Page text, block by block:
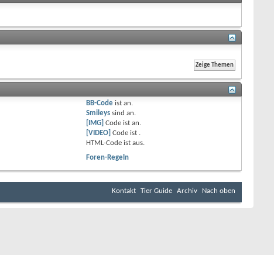
BB-Code istan.
Smileys sindan.
[IMG] Code istan.
[VIDEO] Code ist .
HTML-Code istaus.
Foren-Regeln
Kontakt Tier Guide Archiv Nach oben